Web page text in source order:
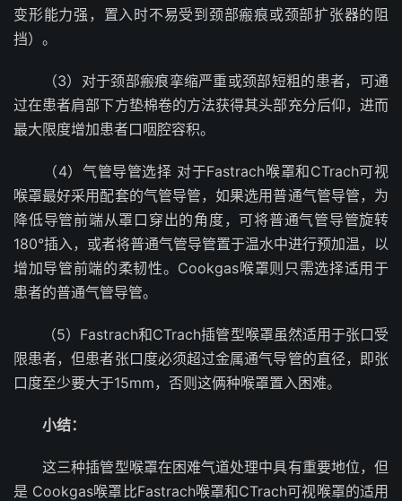
变形能力强，置入时不易受到颈部瘢痕或颈部扩张器的阻
挡）。
（3）对于颈部瘢痕挛缩严重或颈部短粗的患者，可通
过在患者肩部下方垫棉卷的方法获得其头部充分后仰，进而
最大限度增加患者口咽腔容积。
（4）气管导管选择 对于Fastrach喉罩和CTrach可视
喉罩最好采用配套的气管导管，如果选用普通气管导管，为
降低导管前端从罩口穿出的角度，可将普通气管导管旋转
180°插入，或者将普通气管导管置于温水中进行预加温，以
增加导管前端的柔韧性。Cookgas喉罩则只需选择适用于
患者的普通气管导管。
（5）Fastrach和CTrach插管型喉罩虽然适用于张口受
限患者，但患者张口度必须超过金属通气导管的直径，即张
口度至少要大于15mm，否则这俩种喉罩置入困难。
小结：
这三种插管型喉罩在困难气道处理中具有重要地位，但
是 Cookgas喉罩比Fastrach喉罩和CTrach可视喉罩的适用